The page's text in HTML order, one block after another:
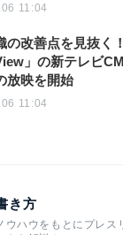
11:04
の改善点を見抜く
」の新テレビ
放映を開始
11:04
き方
ハウをもとにプレス